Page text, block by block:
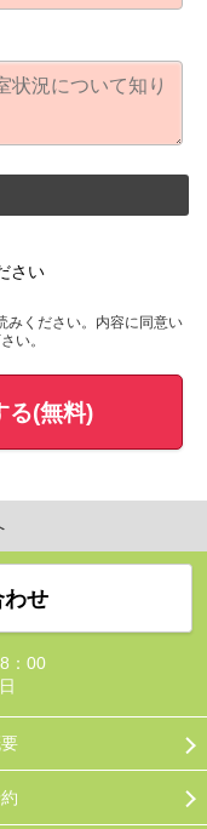
さい
みください。内容に同意い
い。
る(無料)
わせ
：00